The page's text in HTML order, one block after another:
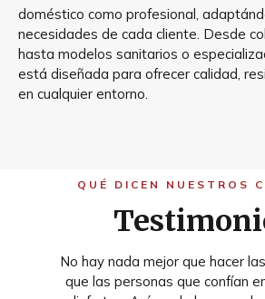
doméstico como profesional,
necesidades de cada cliente. Desde
hasta modelos sanitarios o
está diseñada para ofrecer calidad,
en cualquier entorno.
QUÉ DICEN NUESTROS
No hay nada mejor que hacer
que las personas que confían